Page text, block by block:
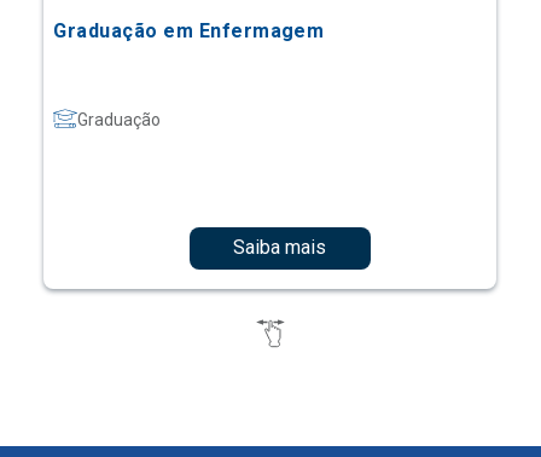
Graduação em Enfermagem
Graduação
Saiba mais